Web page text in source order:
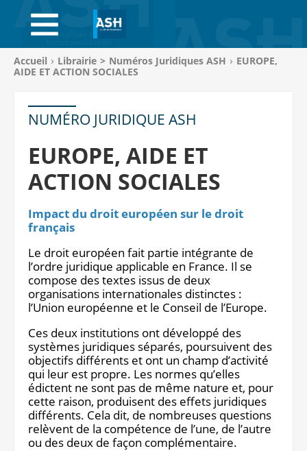
ACCUEIL
ABONNEMENTS
ACHAT AU NUMÉRO
LIBRAIRIE
PAGE ENTREPRISE
ANNONCES
CV-THÈQUE
PANIER
Notre boutique
Vous
êtes
Accueil Librairie > Numéros Juridiques ASH
EUROPE,
AIDE ET ACTION SOCIALES
NUMÉRO JURIDIQUE ASH
EUROPE, AIDE ET
ACTION SOCIALES
Impact du droit européen sur le droit
français
Le droit européen fait partie intégrante de
l’ordre juridique applicable en France. Il se
compose des textes issus de deux
organisations internationales distinctes :
l’Union européenne et le Conseil de l’Europe.
Ces deux institutions ont développé des
systèmes juridiques séparés, poursuivent des
objectifs différents et ont un champ d’activité
qui leur est propre. Les normes qu’elles
édictent ne sont pas de même nature et, pour
cette raison, produisent des effets juridiques
différents. Cela dit, de nombreuses questions
relèvent de la compétence de l’une, de l’autre
ou des deux de façon complémentaire.